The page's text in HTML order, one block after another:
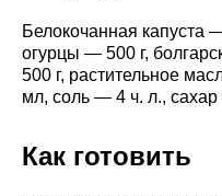
Белокочанная капуста
огурцы — 500 г,
500 г, растительное
мл, соль — 4 ч. л.,
Как готовить